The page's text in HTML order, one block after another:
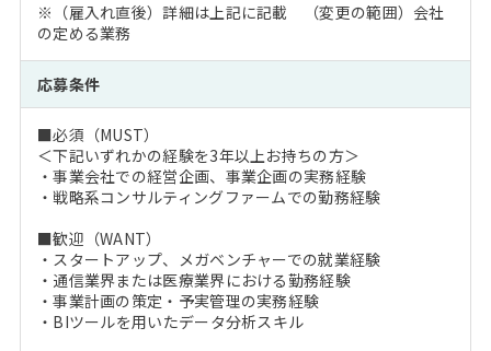
※（雇入れ直後）詳細は上記に記載 （変更の範囲）会社
の定める業務
応募条件
■必須（MUST）
＜下記いずれかの経験を3年以上お持ちの方＞
・事業会社での経営企画、事業企画の実務経験
・戦略系コンサルティングファームでの勤務経験
■歓迎（WANT）
・スタートアップ、メガベンチャーでの就業経験
・通信業界または医療業界における勤務経験
・事業計画の策定・予実管理の実務経験
・BIツールを用いたデータ分析スキル